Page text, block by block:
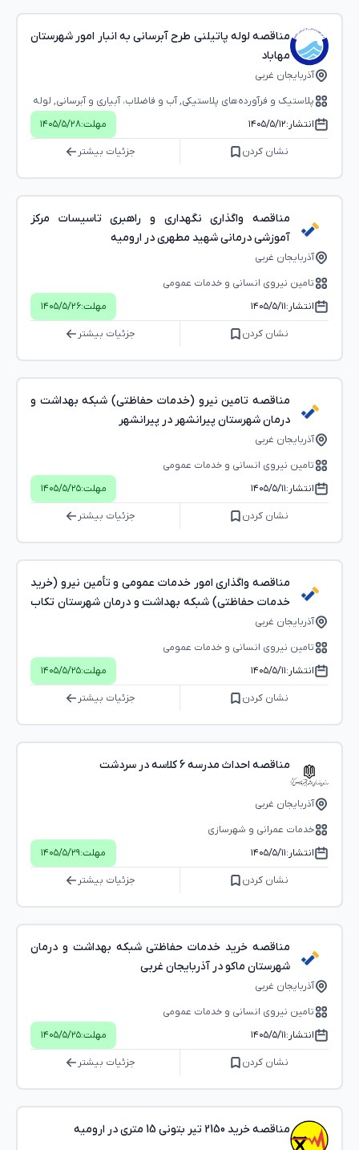
مناقصه لوله پاتیلنی طرح آبرسانی به انبار امور شهرستان
مهاباد
آذربایجان غربی
پلاستیک و فرآورده‌های پلاستیکی, آب و فاضلاب، آبیاری و آبرسانی, لوله
و اتصالات، شیرآلات
انتشار:۱۴۰۵/۵/۱۲ مهلت:۱۴۰۵/۵/۲۸
نشان کردن جزئیات بیشتر
مناقصه واگذاری نگهداری و راهبری تاسیسات مرکز
آموزشی درمانی شهید مطهری در ارومیه
آذربایجان غربی
تامین نیروی انسانی و خدمات عمومی
انتشار:۱۴۰۵/۵/۱۱ مهلت:۱۴۰۵/۵/۲۶
نشان کردن جزئیات بیشتر
مناقصه تامین نیرو (خدمات حفاظتی) شبکه بهداشت و
درمان شهرستان پیرانشهر در پیرانشهر
آذربایجان غربی
تامین نیروی انسانی و خدمات عمومی
انتشار:۱۴۰۵/۵/۱۱ مهلت:۱۴۰۵/۵/۲۵
نشان کردن جزئیات بیشتر
مناقصه واگذاری امور خدمات عمومی و تأمین نیرو (خرید
خدمات حفاظتی) شبکه بهداشت و درمان شهرستان تکاب
در آذربایجان غربی
آذربایجان غربی
تامین نیروی انسانی و خدمات عمومی
انتشار:۱۴۰۵/۵/۱۱ مهلت:۱۴۰۵/۵/۲۵
نشان کردن جزئیات بیشتر
مناقصه احداث مدرسه 6 کلاسه در سردشت
آذربایجان غربی
خدمات عمرانی و شهرسازی
انتشار:۱۴۰۵/۵/۱۱ مهلت:۱۴۰۵/۵/۲۹
نشان کردن جزئیات بیشتر
مناقصه خرید خدمات حفاظتی شبکه بهداشت و درمان
شهرستان ماکو در آذربایجان غربی
آذربایجان غربی
تامین نیروی انسانی و خدمات عمومی
انتشار:۱۴۰۵/۵/۱۱ مهلت:۱۴۰۵/۵/۲۵
نشان کردن جزئیات بیشتر
مناقصه خرید 2150 تیر بتونی 15 متری در ارومیه